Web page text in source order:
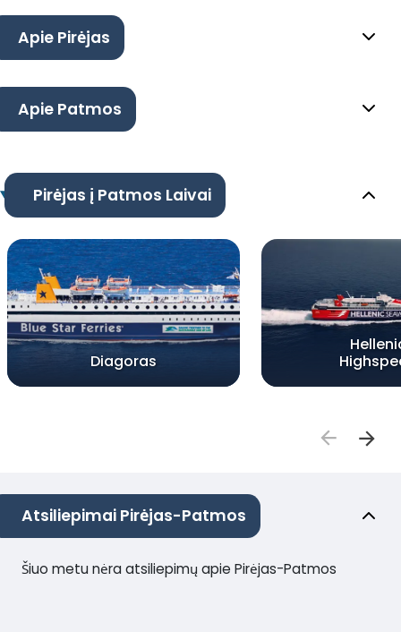
Apie Pirėjas
Apie Patmos
Pirėjas į Patmos Laivai
Diagoras
Atsiliepimai Pirėjas-Patmos
Šiuo metu nėra atsiliepimų apie Pirėjas-Patmos